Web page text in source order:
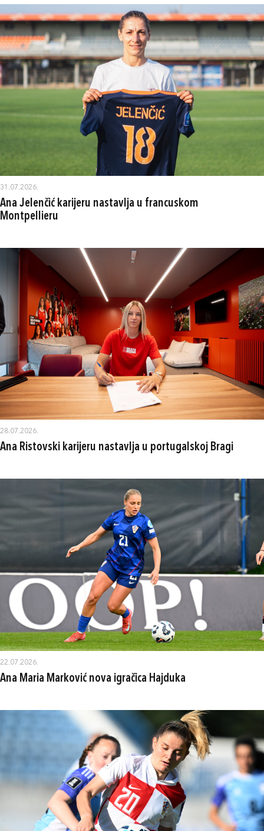
31.07.2026.
Ana Jelenčić karijeru nastavlja u francuskom
Montpellieru
28.07.2026.
Ana Ristovski karijeru nastavlja u portugalskoj Bragi
22.07.2026.
Ana Maria Marković nova igračica Hajduka